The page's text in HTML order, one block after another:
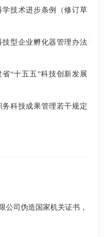
技术进步条例（修订草
型企业孵化器管理办法
“十五五”科技创新发展
科技成果管理若干规定
调
公司伪造国家机关证书，